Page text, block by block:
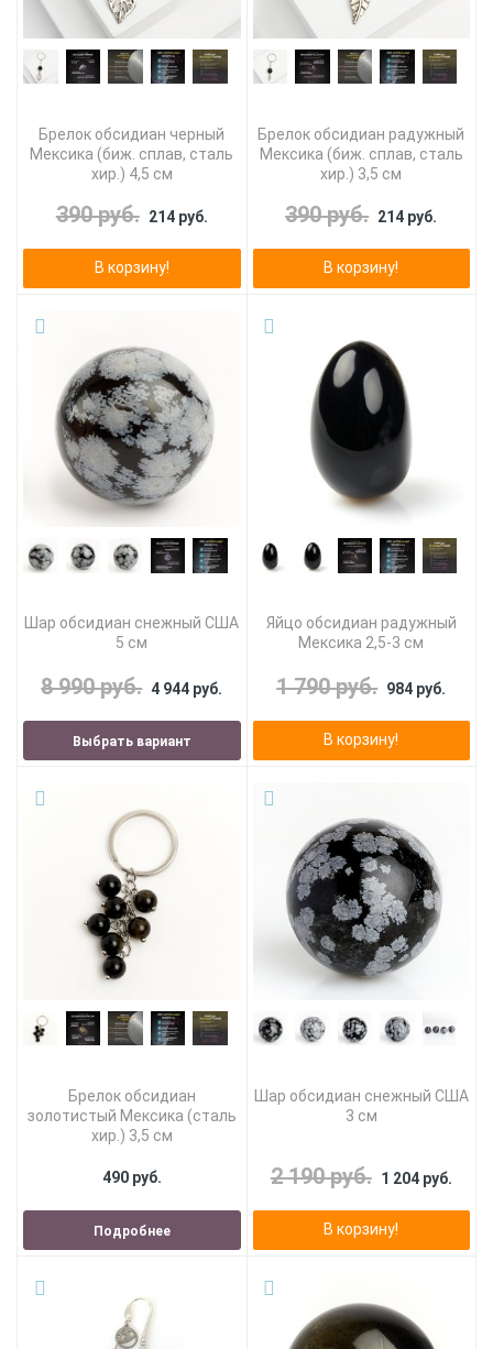
Брелок обсидиан черный
Мексика (биж. сплав, сталь
хир.) 4,5 см
390 руб. 214 руб.
В корзину!
Брелок обсидиан радужный
Мексика (биж. сплав, сталь
хир.) 3,5 см
390 руб. 214 руб.
В корзину!
Шар обсидиан снежный США
5 см
8 990 руб. 4 944 руб.
Выбрать вариант
Яйцо обсидиан радужный
Мексика 2,5-3 см
1 790 руб. 984 руб.
В корзину!
Брелок обсидиан
золотистый Мексика (сталь
хир.) 3,5 см
490 руб.
Подробнее
Шар обсидиан снежный США
3 см
2 190 руб. 1 204 руб.
В корзину!